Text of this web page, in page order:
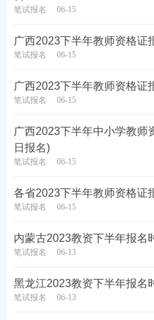
考生夯实基础。
高频考点班
—复盘
出题的高频考点，
对性拆分讲解，帮
考前密训班—考前点
定心丸。
历年真题>>历年教师资格
在线题库>>在线刷教师资
年真题
笔试报名 06-15
广西2023下半年教师资格证
笔试报名 06-15
广西2023下半年教师资格证
笔试报名 06-15
广西2023下半年中小学教师
日报名)
笔试报名 06-15
各省2023下半年教师资格证
笔试报名 06-15
内蒙古2023教资下半年报名
笔试报名 06-13
黑龙江2023教资下半年报名
笔试报名 06-13